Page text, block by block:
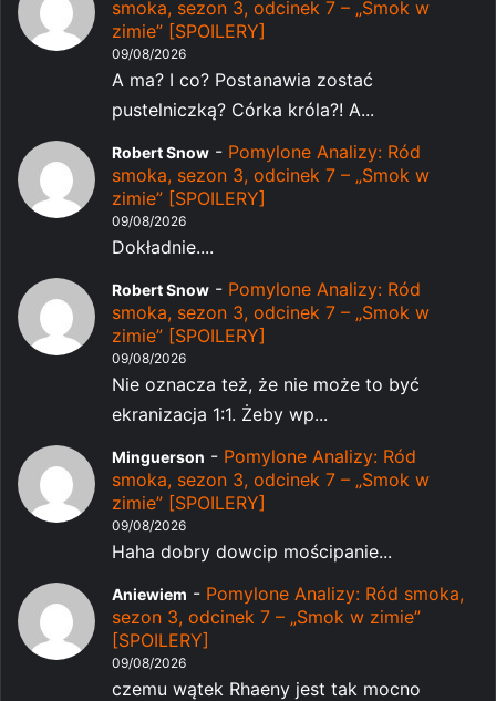
smoka, sezon 3, odcinek 7 – „Smok w
zimie” [SPOILERY]
09/08/2026
A ma? I co? Postanawia zostać
pustelniczką? Córka króla?! A...
Robert Snow - Pomylone Analizy: Ród
smoka, sezon 3, odcinek 7 – „Smok w
zimie” [SPOILERY]
09/08/2026
Dokładnie....
Robert Snow - Pomylone Analizy: Ród
smoka, sezon 3, odcinek 7 – „Smok w
zimie” [SPOILERY]
09/08/2026
Nie oznacza też, że nie może to być
ekranizacja 1:1. Żeby wp...
Minguerson - Pomylone Analizy: Ród
smoka, sezon 3, odcinek 7 – „Smok w
zimie” [SPOILERY]
09/08/2026
Haha dobry dowcip mościpanie...
Aniewiem - Pomylone Analizy: Ród smoka,
sezon 3, odcinek 7 – „Smok w zimie”
[SPOILERY]
09/08/2026
czemu wątek Rhaeny jest tak mocno